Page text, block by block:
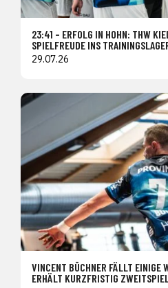
23:41 – ERFOLG IN HOHN: THW
SPIELFREUDE INS
29.07.26
VINCENT BÜCHNER FÄLLT EINIGE
ERHÄLT KURZFRISTIG